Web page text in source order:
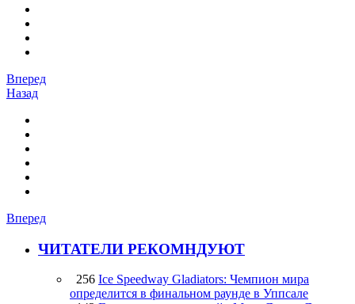
Вперед
Назад
Вперед
ЧИТАТЕЛИ РЕКОМНДУЮТ
256 Ice Speedway Gladiators: Чемпион мира
определится в финальном раунде в Уппсале